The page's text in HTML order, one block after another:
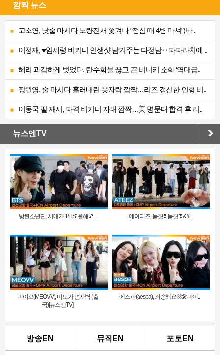
깜짝 뉴스
고소영, 낮술 마시다 노량진서 쫓겨나 “점심 때 4병 마셔”(바..
이정재, ♥임세령 비키니 인생샷 남겨주는 다정남‥파파라치에 ..
혜리 과감하게 벗었다, 탄수화물 끊고 끈 비니키 소화 ‘역대급..
장원영, 술 마시다 흘러내린 옷자락 깜짝…리즈 갱신한 인형 비..
이동국 딸 재시, 파격 비키니 자태 깜짝…美 명문대 합격 후 리..
뉴스엔TV
방탄소년단, 시대가 ‘BTS’ 원해🎵 .. 에이티즈, 둠칫❣️ 둠칫❣&#..
미야오(MEOVV), 미모가 넘사벽 (출
국)[뉴스엔TV]
에스파(aespa), 죄송해요🥺🎤마이..
방송EN 뮤직EN 포토EN